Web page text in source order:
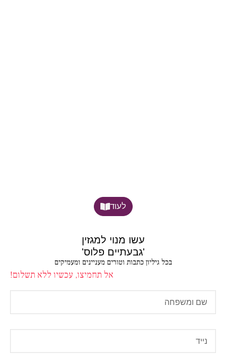
לעוד
עשו מנוי למגזין
'גבעתיים פלוס'
בכל גיליון כתבות וטורים מעניינים ומעמיקים
אל תחמיצו, עכשיו ללא תשלום!